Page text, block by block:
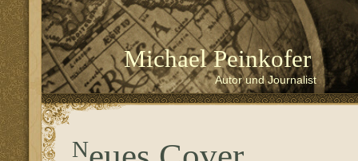
Michael Peinkofer
Autor und Journalist